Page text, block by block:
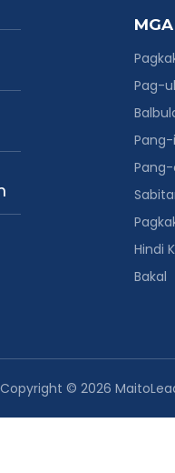
Pag-
Hindi
Bakal
Copyright © 2026